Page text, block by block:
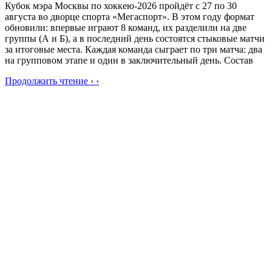
Кубок мэра Москвы по хоккею-2026 пройдёт с 27 по 30
августа во дворце спорта «Мегаспорт». В этом году формат
обновили: впервые играют 8 команд, их разделили на две
группы (А и Б), а в последний день состоятся стыковые матчи
за итоговые места. Каждая команда сыграет по три матча: два
на групповом этапе и один в заключительный день. Состав
Продолжить чтение › ›